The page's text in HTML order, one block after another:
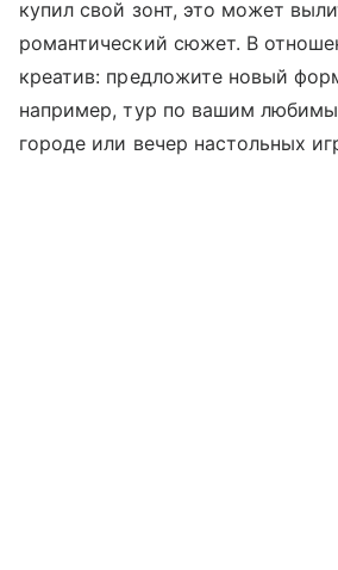
купил свой зонт, это может
романтический сюжет. В
креатив: предложите новый
например, тур по вашим
городе или вечер настольных